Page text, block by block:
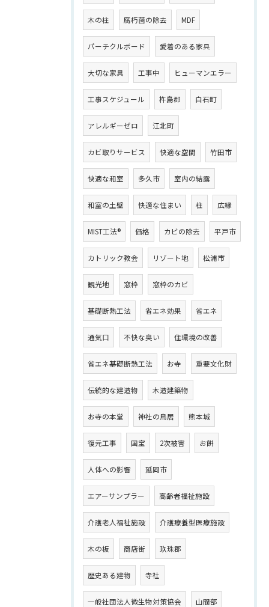
木の柱 腐朽菌の除去 MDF
パーチクルボード 愛着のある家具
大切な家具 工事中 ヒューマンエラー
工事スケジュール 杵島郡 白石町
アレルギーゼロ 江北町
カビ取りサービス 快適な空間 竹田市
快適な和室 多久市 室内の結露
和室の土壁 快適な住まい 柱 広縁
MIST工法® 価格 カビの除去 平戸市
カトリック教会 リゾート地 松浦市
観光地 窓枠 窓枠のカビ
基礎断熱工法 省エネ効果 省エネ
通気口 不快な臭い 住環境の改善
省エネ基礎断熱工法 お寺 重要文化財
伝統的な建造物 木造建築物
お寺の本堂 神社の鳥居 熊本城
復元工事 国宝 2次被害 お餅
人体への影響 延岡市
エアーサンプラー 高齢者福祉施設
介護老人福祉施設 介護療養型医療施設
木の板 商店街 玖珠郡
歴史ある建物 寺社
一般社団法人微生物対策協会 山間部